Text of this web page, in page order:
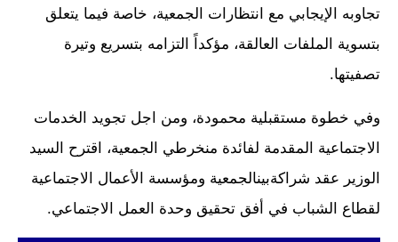
تجاوبه الإيجابي مع انتظارات الجمعية، خاصة فيما يتعلق
بتسوية الملفات العالقة، مؤكداً التزامه بتسريع وتيرة
تصفيتها.
وفي خطوة مستقبلية محمودة، ومن اجل تجويد الخدمات
الاجتماعية المقدمة لفائدة منخرطي الجمعية، اقترح السيد
الوزير عقد شراكةبينالجمعية ومؤسسة الأعمال الاجتماعية
لقطاع الشباب في أفق تحقيق وحدة العمل الاجتماعي.